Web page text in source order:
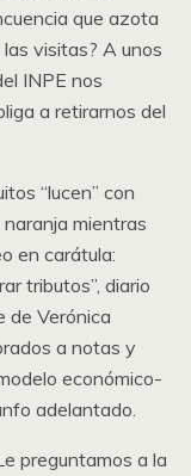
que azota
visitas? A unos
INPE nos
a retirarnos del
“lucen” con
mientras
en carátula:
tributos”, diario
de Verónica
a notas y
económico-
adelantado.
preguntamos a la